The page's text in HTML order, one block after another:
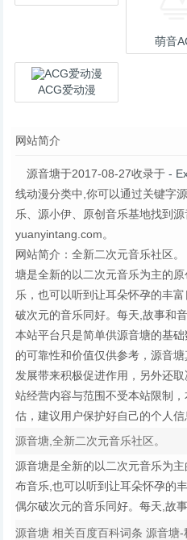
萌音
ACG爱动漫
网站简介
源音塘于2017-08-27收录于 -
线动漫分类中,你可以通过关键字
乐、源小伊、原创音乐基地找到
yuanyintang.com。
网站简介：全新二次元音乐社区
塘是全新的以二次元音乐为主的
乐，也可以听到让耳朵怀孕的丰
破次元的音乐同好。每天,故事和音
本站平台只是简单供源音塘的基
的可靠性和价值仅供参考，源音
发展带来积极促进作用，另外还
站经营内容与范围不受本站限制
估，建议用户保护好自己的个人信
源音塘,全新二次元音乐社区。
源音塘是全新的以二次元音乐为
布音乐,也可以听到让耳朵怀孕的
偶尔破次元的音乐同好。每天,故事
源音塘 相关百度百科词条 源音塘-